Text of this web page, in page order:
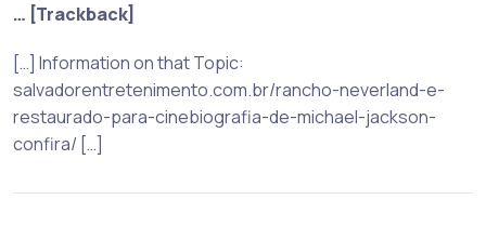
… [Trackback]
[…] Information on that Topic:
salvadorentretenimento.com.br/rancho-neverland-e-
restaurado-para-cinebiografia-de-michael-jackson-
confira/ […]